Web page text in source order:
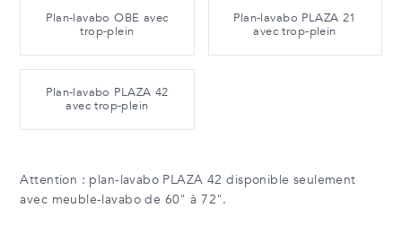
Plan-lavabo OBE avec
trop-plein
Plan-lavabo PLAZA 21
avec trop-plein
Plan-lavabo PLAZA 42
avec trop-plein
Attention : plan-lavabo PLAZA 42 disponible seulement
avec meuble-lavabo de 60" à 72".